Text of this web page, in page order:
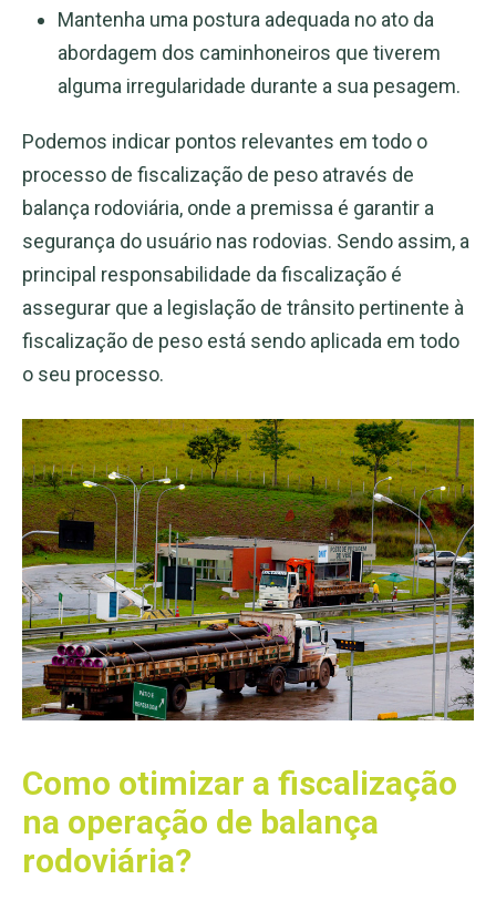
Mantenha uma postura adequada no ato da
abordagem dos caminhoneiros que tiverem
alguma irregularidade durante a sua pesagem.
Podemos indicar pontos relevantes em todo o
processo de fiscalização de peso através de
balança rodoviária, onde a premissa é garantir a
segurança do usuário nas rodovias. Sendo assim, a
principal responsabilidade da fiscalização é
assegurar que a legislação de trânsito pertinente à
fiscalização de peso está sendo aplicada em todo
o seu processo.
Como otimizar a fiscalização
na operação de balança
rodoviária?